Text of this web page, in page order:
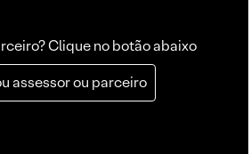
Clique no botão abaixo
assessor ou parceiro